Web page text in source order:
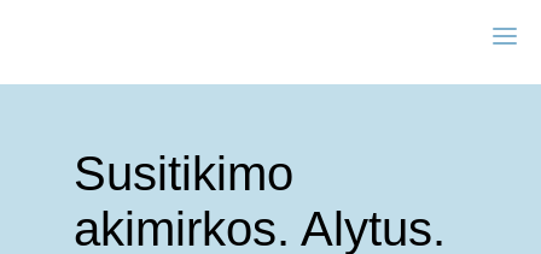
Susitikimo
akimirkos. Alytus.